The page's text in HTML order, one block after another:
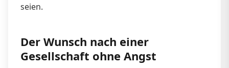
seien.
Der Wunsch nach einer
Gesellschaft ohne Angst